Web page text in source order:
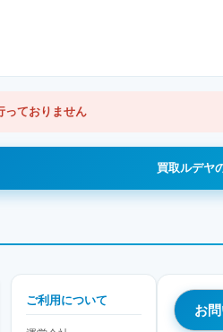
っておりません
買取ルデヤ
ご利用について
お